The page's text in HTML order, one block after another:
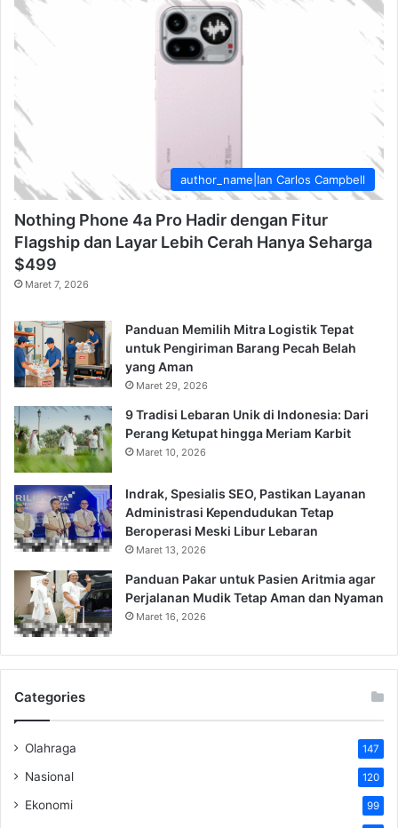
author_name|Ian Carlos Campbell
Nothing Phone 4a Pro Hadir dengan Fitur
Flagship dan Layar Lebih Cerah Hanya Seharga
$499
Maret 7, 2026
Panduan Memilih Mitra Logistik Tepat
untuk Pengiriman Barang Pecah Belah
yang Aman
Maret 29, 2026
9 Tradisi Lebaran Unik di Indonesia: Dari
Perang Ketupat hingga Meriam Karbit
Maret 10, 2026
Indrak, Spesialis SEO, Pastikan Layanan
Administrasi Kependudukan Tetap
Beroperasi Meski Libur Lebaran
Maret 13, 2026
Panduan Pakar untuk Pasien Aritmia agar
Perjalanan Mudik Tetap Aman dan Nyaman
Maret 16, 2026
Categories
Olahraga 147
Nasional 120
Ekonomi 99